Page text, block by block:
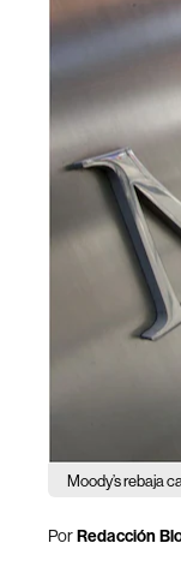
Moody’s rebaja
PorRedacción